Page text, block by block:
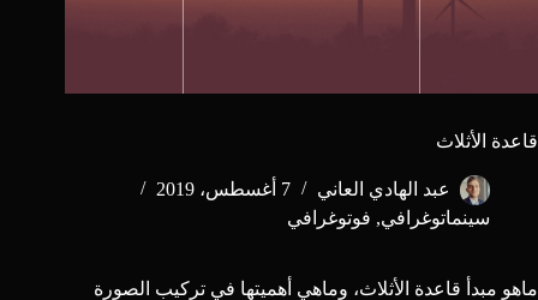
قاعدة الأثلاث
عبد الهادي العاني
7 أغسطس، 2019
سينماتوغرافي, فوتوغرافي
ماهو مبدأ قاعدة الأثلاث، وماهي أهميتها في تركيب الصورة